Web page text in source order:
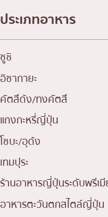
ประเภทอาหาร
ซูชิ
อิซากายะ
คัตสึด้ง/ทงคัตสึ
แกงกะหรี่ญี่ปุ่น
โซบะ/อุด้ง
เทมปุระ
ร้านอาหารญี่ปุ่นระดับพรีเ
อาหารตะวันตกสไตล์ญี่ปุ่น